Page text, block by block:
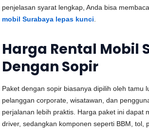
penjelasan syarat lengkap, Anda bisa
mobil Surabaya lepas kunci
Harga Rental Mobil
Dengan Sopir
Paket dengan sopir biasanya dipilih oleh tamu
pelanggan corporate, wisatawan, dan
perjalanan lebih praktis. Harga paket ini dapat
driver, sedangkan komponen seperti BBM, tol,